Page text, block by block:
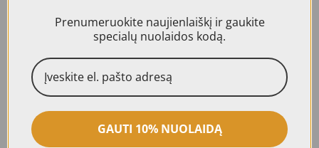
Panašūs produktai
AKCIJA!
Prenumeruokite naujienlaiškį ir gaukite
specialų nuolaidos kodą.
GAUTI 10% NUOLAIDĄ